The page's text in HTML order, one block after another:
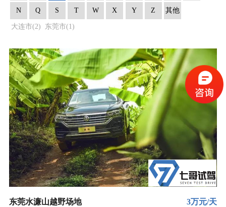
N Q S T W X Y Z 其他
大连市(2) 东莞市(1)
东莞水濂山越野场地 3万元/天